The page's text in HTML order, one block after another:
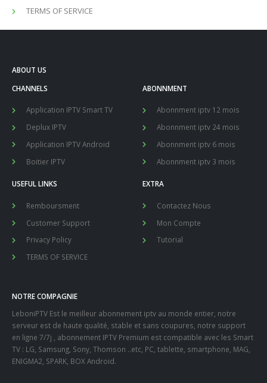
TERMS OF SERVICE
ABOUT US
CHANNELS
Application IPTV Smart TV
Deplux IPTV
Application IPTV Android
Boitier IPTV
ABONNMENT
Abonnment iptv 12 mois
Abonnment iptv 24 mois
Abonnment iptv 6 mois
Abonnment iptv 3 mois
USEFUL LINKS
Remboursment
Customer Support
Privacy Policy
TERMS OF SERVICE
EXTRA
Contactez Nous
Mon Compte
Tutorial
NOTRE COMPAGNIE
LeboniPTV Est le meilleur abonnement iptv au monde entier, notre
serveur est de haute qualité, stable et sans coupures, notre support
en ligne 7/7j , abonnement IPTV Premium est compatible avec les Smart
TV : LG, Samsung, Sony, Thomson ..etc, PC, tablette, smartphone, MAG,
ENIGMA2, SPARK, BOX Android.